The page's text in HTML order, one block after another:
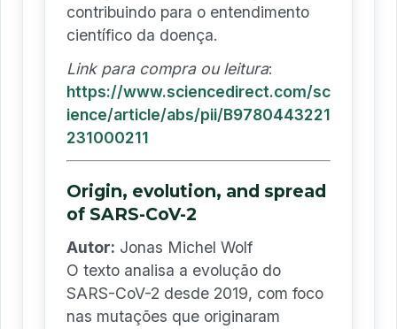
contribuindo para o entendimento
científico da doença.
Link para compra ou leitura:
https://www.sciencedirect.com/sc
ience/article/abs/pii/B9780443221
231000211
Origin, evolution, and spread
of SARS-CoV-2
Autor: Jonas Michel Wolf
O texto analisa a evolução do
SARS-CoV-2 desde 2019, com foco
nas mutações que originaram